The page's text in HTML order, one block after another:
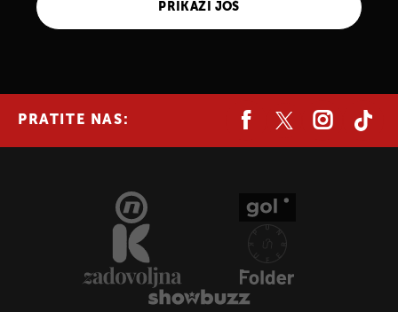
PRIKAŽI JOŠ
PRATITE NAS: